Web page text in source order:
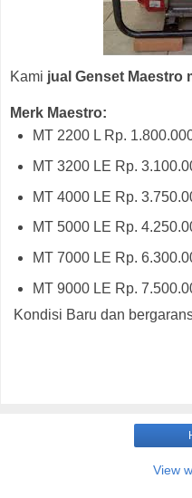
Kami jual Genset Maestro
Merk Maestro:
MT 2200 L Rp.
MT 3200 LE Rp.
MT 4000 LE Rp.
MT 5000 LE Rp.
MT 7000 LE Rp.
MT 9000 LE Rp.
Kondisi Baru dan
View